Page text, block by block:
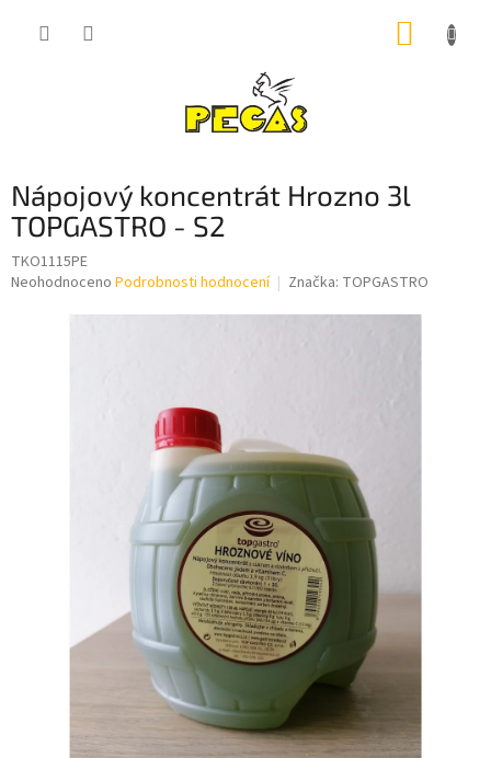
Nápojový koncentrát Hrozno 3l
TOPGASTRO - S2
TKO1115PE
Průměrné
Neohodnoceno Podrobnosti hodnocení Značka: TOPGASTRO